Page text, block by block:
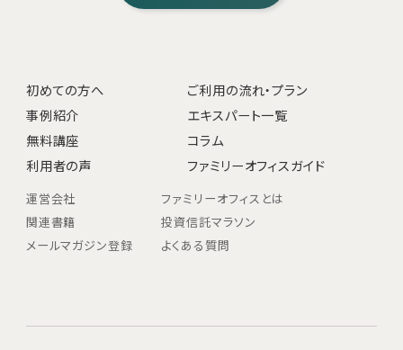
初めての方へ
ご利用の流れ・プラン
事例紹介
エキスパート一覧
無料講座
コラム
利用者の声
ファミリーオフィスガイド
運営会社
ファミリーオフィスとは
関連書籍
投資信託マラソン
メールマガジン登録
よくある質問